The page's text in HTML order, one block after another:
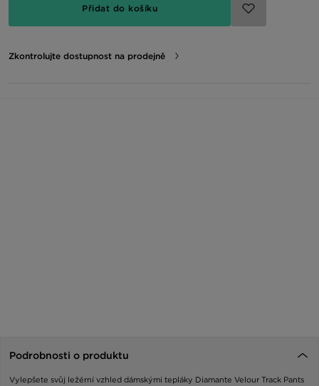
Přidat do košíku
Zkontrolujte dostupnost na prodejně
Podrobnosti o produktu
Vylepšete svůj ležérní vzhled dámskými tepláky Diamante Velour Track Pants